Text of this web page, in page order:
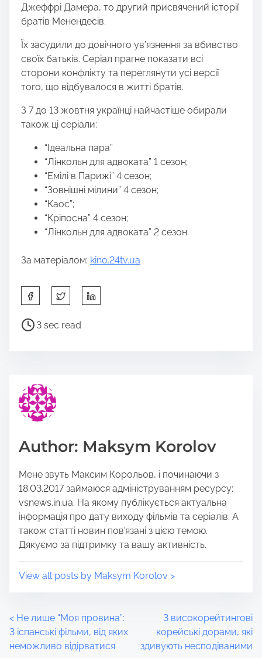
Джеффрі Дамера, то другий присвячений історії
братів Менендесів.
Їх засудили до довічного ув’язнення за вбивство
своїх батьків. Серіал прагне показати всі
сторони конфлікту та переглянути усі версії
того, що відбувалося в житті братів.
З 7 до 13 жовтня українці найчастіше обирали
також ці серіали:
“Ідеальна пара”
“Лінкольн для адвоката” 1 сезон;
“Емілі в Парижі” 4 сезон;
“Зовнішні мілини” 4 сезон;
“Каос”;
“Кріпосна” 4 сезон;
“Лінкольн для адвоката” 2 сезон.
За матеріалом: kino.24tv.ua
h
a
s
p
s
o
n
:
P
o
e
a
d
i
e
3 sec read
Author: Maksym Korolov
Мене звуть Максим Корольов, і починаючи з
18.03.2017 займаюся адмініструванням ресурсу:
vsnews.in.ua. На якому публікується актуальна
інформація про дату виходу фільмів та серіалів. А
також статті новин пов'язані з цією темою.
Дякуємо за підтримку та вашу активність.
View all posts by Maksym Korolov >
P
o
< Не лише “Моя провина”:
3 іспанські фільми, від яких
неможливо відірватися
3 високорейтингові
корейські дорами, які
здивують несподіваними